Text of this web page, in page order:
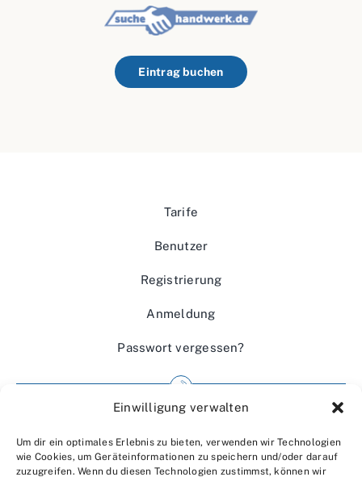
Einwilligung verwalten
Um dir ein optimales Erlebnis zu bieten, verwenden wir Technologien
wie Cookies, um Geräteinformationen zu speichern und/oder darauf
zuzugreifen. Wenn du diesen Technologien zustimmst, können wir
Eintrag buchen
Tarife
Benutzer
Registrierung
Anmeldung
Passwort vergessen?
Wir über uns